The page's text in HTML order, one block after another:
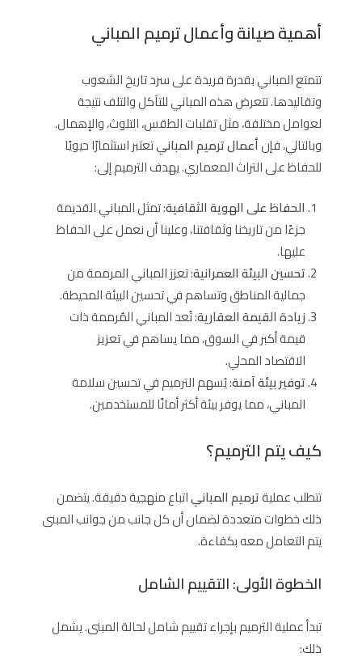
أهمية صيانة وأعمال ترميم المباني
تتمتع المباني بقدرة فريدة على سرد تاريخ الشعوب
وتقاليدها. تتعرض هذه المباني للتآكل والتلف نتيجة
لعوامل مختلفة، مثل تقلبات الطقس، التلوث، والإهمال.
وبالتالي، فإنأعمال ترميم المبانيتعتبر استثمارًا حيويًا
للحفاظ على التراث المعماري. يهدف الترميم إلى:
الحفاظ على الهوية الثقافية: تمثل المباني القديمة
جزءًا من تاريخنا وثقافتنا، وعلينا أن نعمل على الحفاظ
عليها.
تحسين البيئة العمرانية: تعزز المباني المرممة من
جمالية المناطق وتساهم في تحسين البيئة المحيطة.
زيادة القيمة العقارية: تُعد المباني المُرممة ذات
قيمة أكبر في السوق، مما يساهم في تعزيز
الاقتصاد المحلي.
توفير بيئة آمنة: يُسهم الترميم في تحسين سلامة
المباني، مما يوفر بيئة أكثر أمانًا للمستخدمين.
كيف يتم الترميم؟
تتطلب عمليةترميم المبانياتباع منهجية دقيقة. يتضمن
ذلك خطوات متعددة لضمان أن كل جانب من جوانب المبنى
يتم التعامل معه بكفاءة.
الخطوة الأولى: التقييم الشامل
تبدأ عملية الترميم بإجراء تقييم شامل لحالة المبنى. يشمل
ذلك: